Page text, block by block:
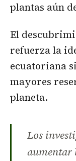
plantas aún
El
refuerza la
ecuatoriana
mayores
planeta.
Los
aumentar